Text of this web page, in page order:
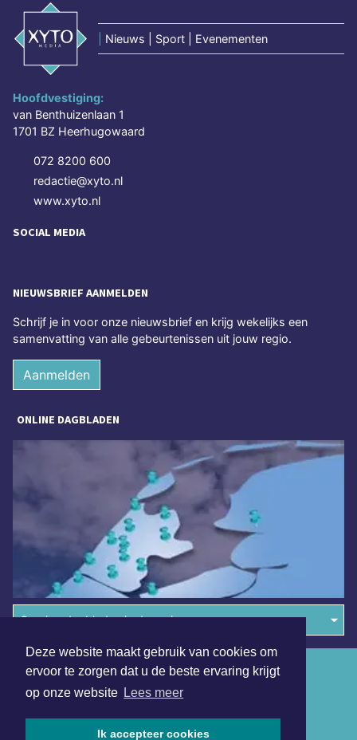
Deze website maakt gebruik van cookies om
ervoor te zorgen dat u de beste ervaring krijgt
op onze website Lees meer
Ik accepteer cookies
Nieuws | Sport | Evenementen
Hoofdvestiging:
van Benthuizenlaan 1
1701 BZ Heerhugowaard
072 8200 600
redactie@xyto.nl
www.xyto.nl
SOCIAL MEDIA
NIEUWSBRIEF AANMELDEN
Schrijf je in voor onze nieuwsbrief en krijg wekelijks een
samenvatting van alle gebeurtenissen uit jouw regio.
Aanmelden
ONLINE DAGBLADEN
Overige dagbladen in de regio
Algemene voorwaarden
Disclaimer